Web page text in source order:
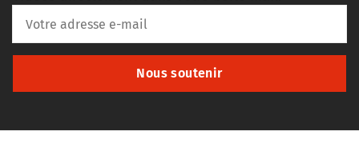
Nous soutenir